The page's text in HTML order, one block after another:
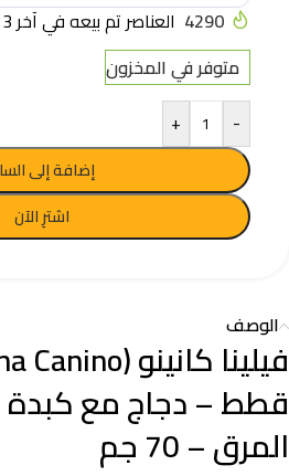
4290 العناصر تم بيعه في آخر 3 دقائق
متوفر في المخزون
-
+
إضافة إلى
اشترِ الآن
الوصف
قطط – دجاج مع كبدة
المرق – 70 جم